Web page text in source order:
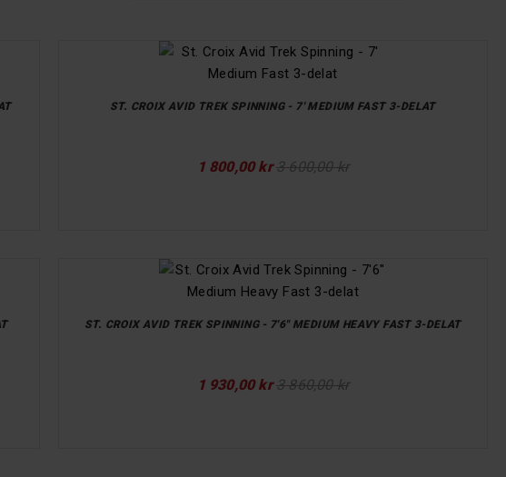
ST. CROIX AVID TREK SPINNING - 7' MEDIUM FAST 3-DELAT
1 800,00 kr 3 600,00 kr
ST. CROIX AVID TREK SPINNING - 7'6" MEDIUM HEAVY FAST 3-DELAT
1 930,00 kr 3 860,00 kr